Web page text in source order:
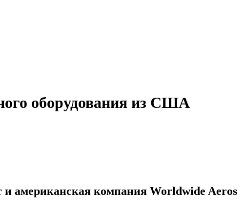
оборудования из США
американская компания Worldwide Aeros